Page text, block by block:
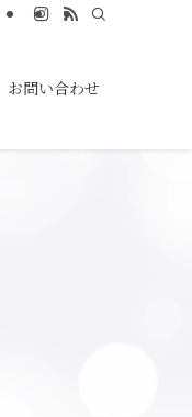
お問い合わせ